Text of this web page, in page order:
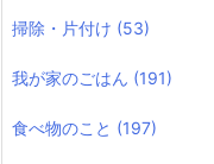
掃除・片付け (53)
我が家のごはん (191)
食べ物のこと (197)